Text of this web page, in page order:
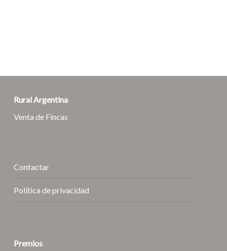
Rural Argentina
Venta de Fincas
Contactar
Política de privacidad
Premios